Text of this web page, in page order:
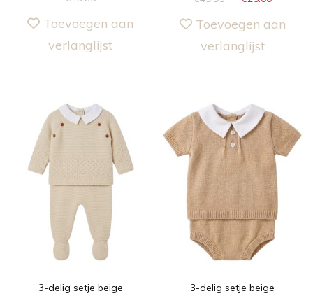
Toevoegen aan
verlanglijst
Toevoegen aan
verlanglijst
3-delig setje beige
3-delig setje beige